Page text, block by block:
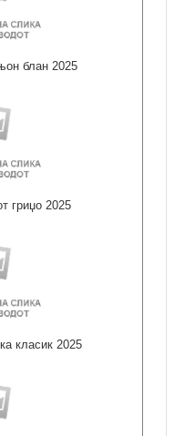
блан 2025
гриџо 2025
класик 2025